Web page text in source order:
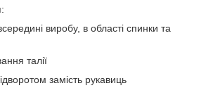
виробу, в області спинки та
талії
замість рукавиць